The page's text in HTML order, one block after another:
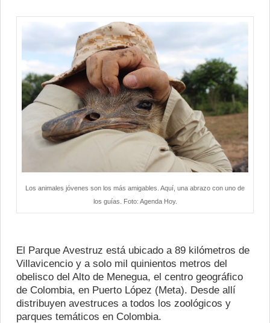
Los animales jóvenes son los más amigables. Aquí, una abrazo con uno de
los guías. Foto: Agenda Hoy.
El Parque Avestruz está ubicado a 89 kilómetros de
Villavicencio y a solo mil quinientos metros del
obelisco del Alto de Menegua, el centro geográfico
de Colombia, en Puerto López (Meta). Desde allí
distribuyen avestruces a todos los zoológicos y
parques temáticos en Colombia.